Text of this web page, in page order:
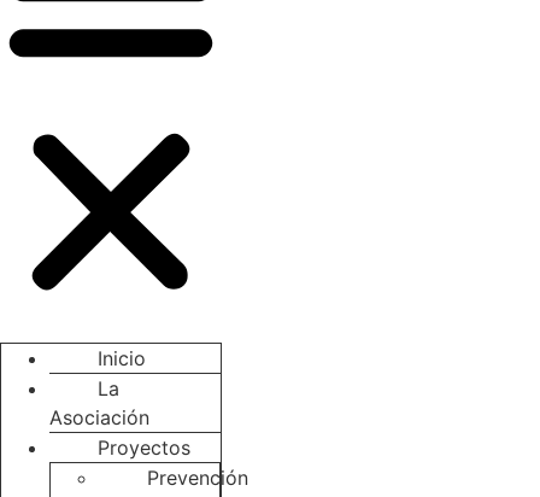
Inicio
La
Asociación
Proyectos
Prevención